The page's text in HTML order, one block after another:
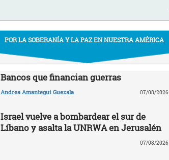
POR LA SOBERANÍA Y LA PAZ EN NUESTRA AMÉRICA
Bancos que financian guerras
Andrea Amantegui Guezala 07/08/2026
Israel vuelve a bombardear el sur de
Líbano y asalta la UNRWA en Jerusalén
07/08/2026